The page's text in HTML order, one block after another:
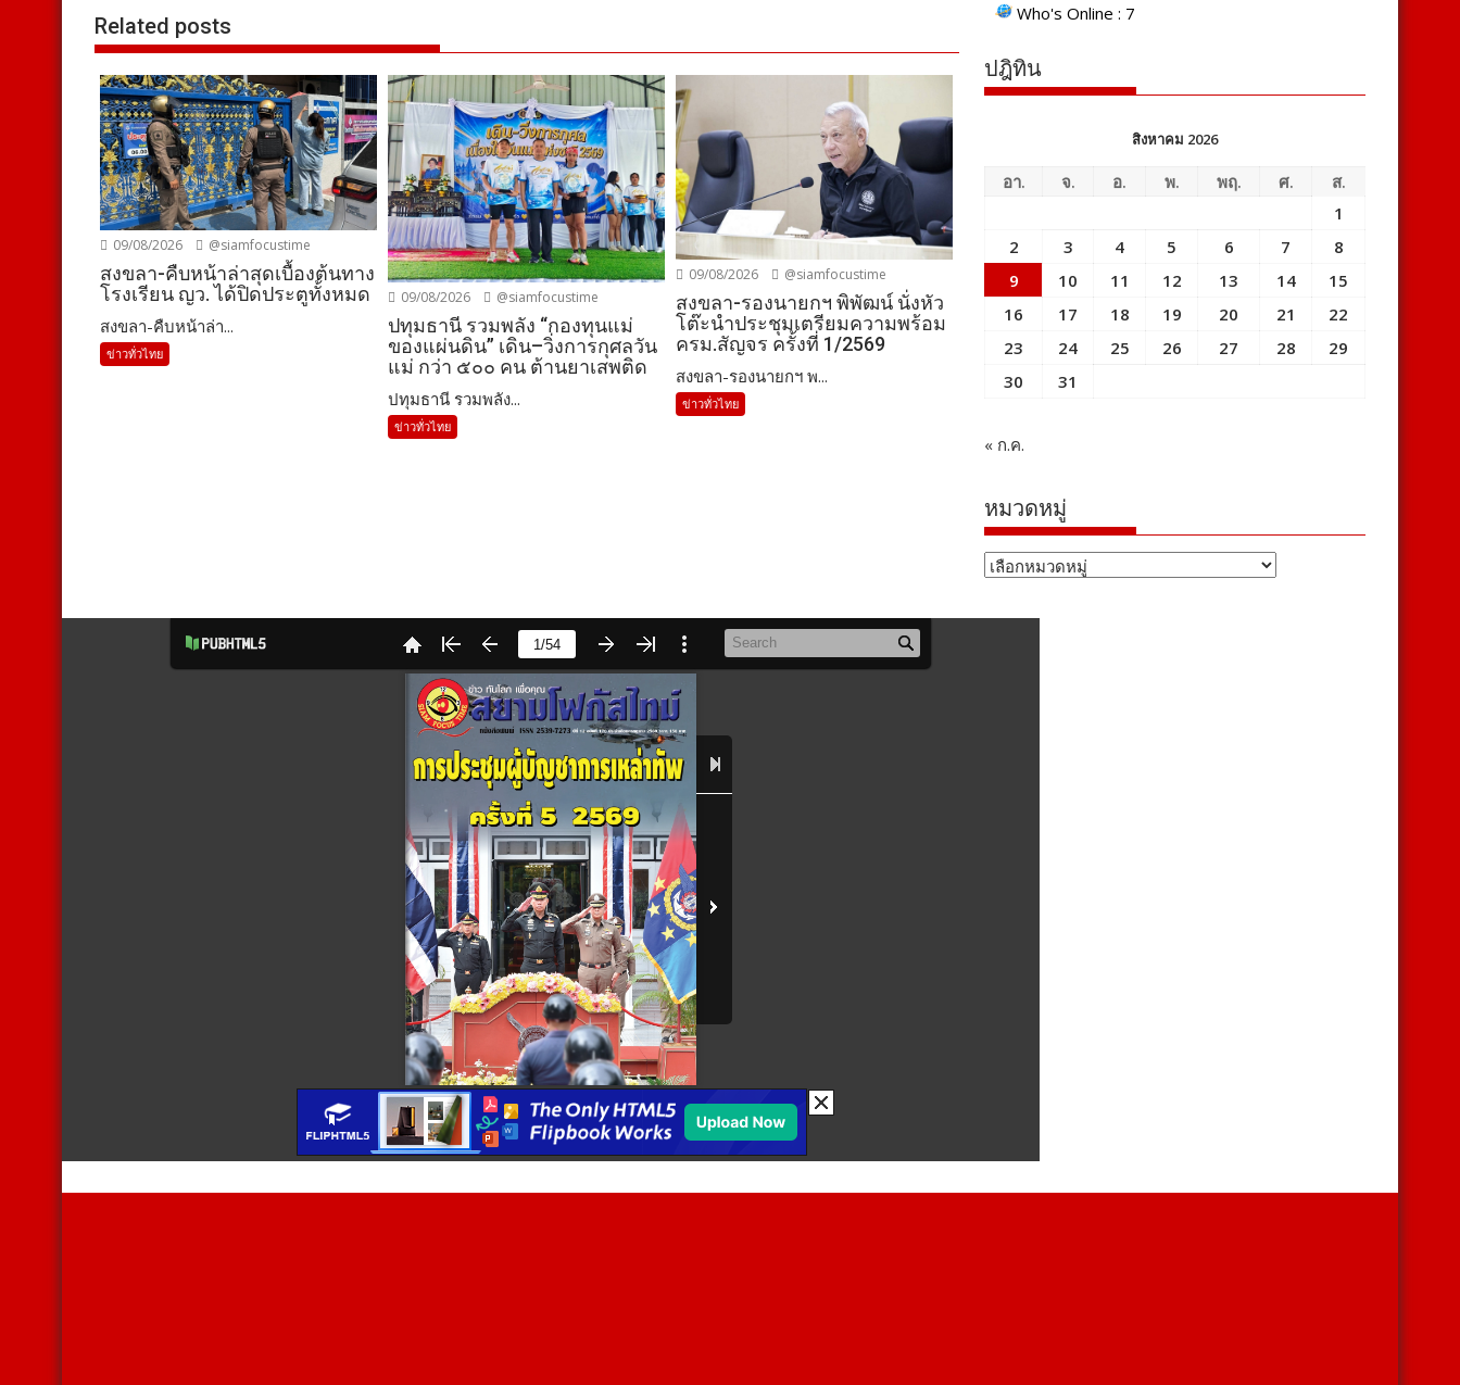
Related posts
09/08/2026 @siamfocustime
สงขลา-คืบหน้าล่าสุดเบื้องต้นทาง
โรงเรียน ญว. ได้ปิดประตูทั้งหมด
สงขลา-คืบหน้าล่า...
ข่าวทั่วไทย
09/08/2026 @siamfocustime
ปทุมธานี รวมพลัง “กองทุนแม่
ของแผ่นดิน” เดิน–วิ่งการกุศลวัน
แม่ กว่า ๕๐๐ คน ต้านยาเสพติด
ปทุมธานี รวมพลัง...
ข่าวทั่วไทย
09/08/2026 @siamfocustime
สงขลา-รองนายกฯ พิพัฒน์ นั่งหัว
โต๊ะนำประชุมเตรียมความพร้อม
ครม.สัญจร ครั้งที่ 1/2569
สงขลา-รองนายกฯ พ...
ข่าวทั่วไทย
Who's Online : 7
ปฎิทิน
สิงหาคม 2026
อา. จ. อ. พ. พฤ. ศ.
ส.
1
2
3 4 5 6 7
8
9
10 11 12 13 14
15
16
17 18 19 20 21
22
23
24 25 26 27 28
29
30
31
« ก.ค.
หมวดหมู่
หมวด